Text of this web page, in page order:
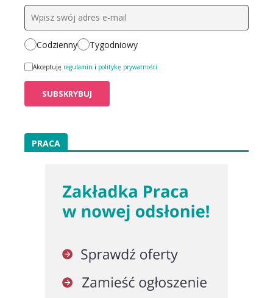
Codzienny Tygodniowy
Akceptuję regulamin i politykę prywatności
PRACA